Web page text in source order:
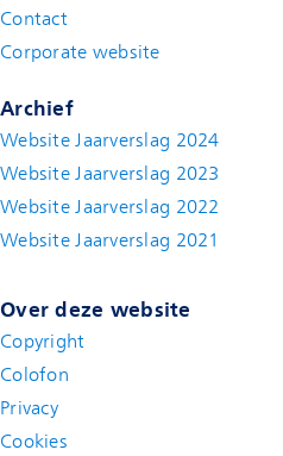
Contact(new window)
Corporate website
Archief
Website Jaarverslag 2024
Website Jaarverslag 2023
Website Jaarverslag 2022
Website Jaarverslag 2021
Over deze website
Copyright
Colofon
Privacy
Cookies